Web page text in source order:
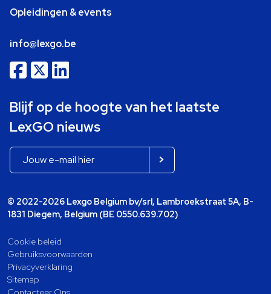
Opleidingen & events
info@lexgo.be
Blijf op de hoogte van het laatste
LexGO nieuws
© 2022-2026 Lexgo Belgium bv/srl, Lambroekstraat 5A, B-
1831 Diegem, Belgium (BE 0550.639.702)
Cookie beleid
Gebruiksvoorwaarden
Privacyverklaring
Sitemap